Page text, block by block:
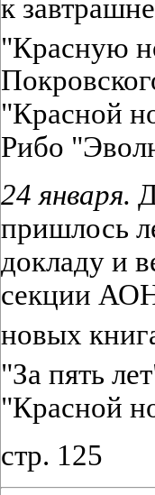
к
"Красную
"Красной
Рибо
24 января.
пришлось
докладу и
секции
новых
"За пять
"Красной
стр. 125